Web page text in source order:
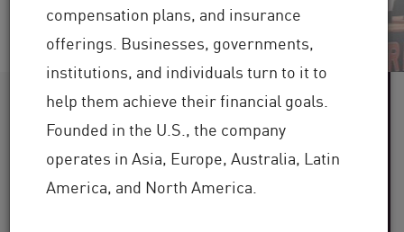
compensation plans, and insurance
offerings. Businesses, governments,
institutions, and individuals turn to it to
help them achieve their financial goals.
Founded in the U.S., the company
operates in Asia, Europe, Australia, Latin
America, and North America.
Más de 60
industrias atendidas
Más de